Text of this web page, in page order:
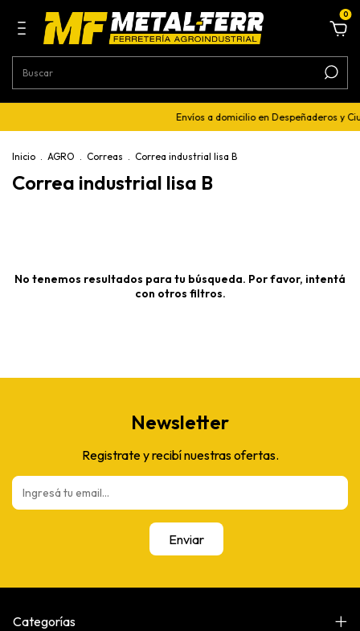
0
Envíos a domicilio en Despeñaderos y
Inicio . AGRO . Correas . Correa industrial lisa B
Correa industrial lisa B
No tenemos resultados para tu búsqueda. Por favor, intentá
con otros filtros.
Newsletter
Registrate y recibí nuestras ofertas.
Categorías